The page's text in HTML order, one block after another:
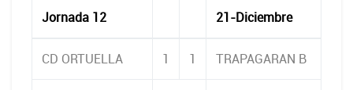
Jornada 12 21-Diciembre
CD ORTUELLA 1 1 TRAPAGARAN B